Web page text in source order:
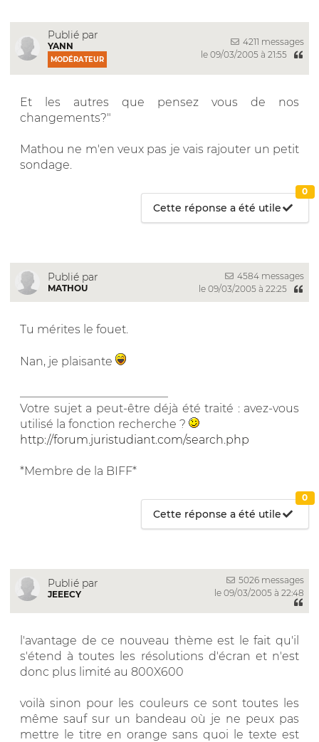
Publié par
YANN
MODÉRATEUR
4211 messages
le 09/03/2005 à 21:55
Et les autres que pensez vous de nos
changements?"
Mathou ne m'en veux pas je vais rajouter un petit
sondage.
Cette réponse a été utile
0
Publié par
MATHOU
4584 messages
le 09/03/2005 à 22:25
Tu mérites le fouet.
Nan, je plaisante
Votre sujet a peut-être déjà été traité : avez-vous
utilisé la fonction recherche ?
http://forum.juristudiant.com/search.php
*Membre de la BIFF*
Cette réponse a été utile
0
Publié par
JEEECY
5026 messages
le 09/03/2005 à 22:48
l'avantage de ce nouveau thème est le fait qu'il
s'étend à toutes les résolutions d'écran et n'est
donc plus limité au 800X600
voilà sinon pour les couleurs ce sont toutes les
même sauf sur un bandeau où je ne peux pas
mettre le titre en orange sans quoi le texte est